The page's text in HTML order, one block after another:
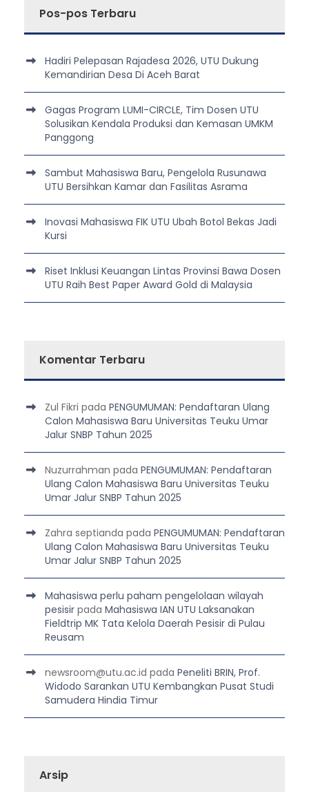
Pos-pos Terbaru
Hadiri Pelepasan Rajadesa 2026, UTU Dukung
Kemandirian Desa Di Aceh Barat
Gagas Program LUMI-CIRCLE, Tim Dosen UTU
Solusikan Kendala Produksi dan Kemasan UMKM
Panggong
Sambut Mahasiswa Baru, Pengelola Rusunawa
UTU Bersihkan Kamar dan Fasilitas Asrama
Inovasi Mahasiswa FIK UTU Ubah Botol Bekas Jadi
Kursi
Riset Inklusi Keuangan Lintas Provinsi Bawa Dosen
UTU Raih Best Paper Award Gold di Malaysia
Komentar Terbaru
Zul Fikri pada PENGUMUMAN: Pendaftaran Ulang
Calon Mahasiswa Baru Universitas Teuku Umar
Jalur SNBP Tahun 2025
Nuzurrahman pada PENGUMUMAN: Pendaftaran
Ulang Calon Mahasiswa Baru Universitas Teuku
Umar Jalur SNBP Tahun 2025
Zahra septianda pada PENGUMUMAN: Pendaftaran
Ulang Calon Mahasiswa Baru Universitas Teuku
Umar Jalur SNBP Tahun 2025
Mahasiswa perlu paham pengelolaan wilayah
pesisir pada Mahasiswa IAN UTU Laksanakan
Fieldtrip MK Tata Kelola Daerah Pesisir di Pulau
Reusam
newsroom@utu.ac.id pada Peneliti BRIN, Prof.
Widodo Sarankan UTU Kembangkan Pusat Studi
Samudera Hindia Timur
Arsip